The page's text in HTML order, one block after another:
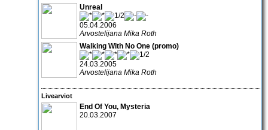
Unreal
05.04.2006
Arvostelijana Mika Roth
Walking With No One (promo)
24.03.2005
Arvostelijana Mika Roth
Livearviot
End Of You, Mysteria
20.03.2007